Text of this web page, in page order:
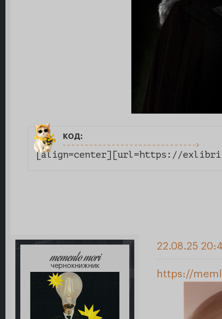
код:
[align=center][url=https://
memento mori
чернокнижник
22.08.25
https://